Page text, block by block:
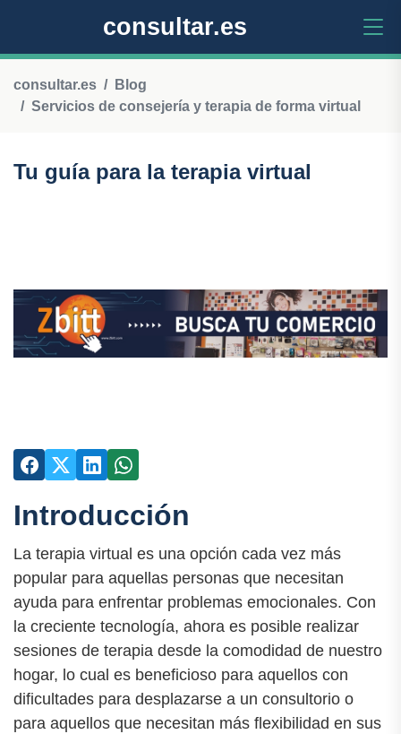
consultar.es
consultar.es
Blog
Servicios de consejería y terapia de forma virtual
Tu guía para la terapia virtual
Introducción
La terapia virtual es una opción cada vez más
popular para aquellas personas que necesitan
ayuda para enfrentar problemas emocionales. Con
la creciente tecnología, ahora es posible realizar
sesiones de terapia desde la comodidad de nuestro
hogar, lo cual es beneficioso para aquellos con
dificultades para desplazarse a un consultorio o
para aquellos que necesitan más flexibilidad en sus